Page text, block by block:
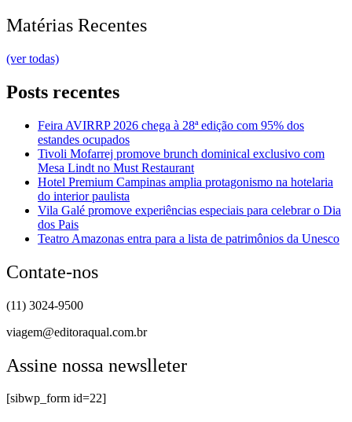
Matérias Recentes
(ver todas)
Posts recentes
Feira AVIRRP 2026 chega à 28ª edição com 95% dos
estandes ocupados
Tivoli Mofarrej promove brunch dominical exclusivo com
Mesa Lindt no Must Restaurant
Hotel Premium Campinas amplia protagonismo na hotelaria
do interior paulista
Vila Galé promove experiências especiais para celebrar o Dia
dos Pais
Teatro Amazonas entra para a lista de patrimônios da Unesco
Contate-nos
(11) 3024-9500
viagem@editoraqual.com.br
Assine nossa newslleter
[sibwp_form id=22]